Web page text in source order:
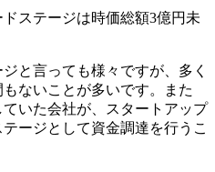
ステージは時価総額3億円未
と言っても様々ですが、多く
ないことが多いです。また
いた会社が、スタートアップ
ージとして資金調達を行うこ